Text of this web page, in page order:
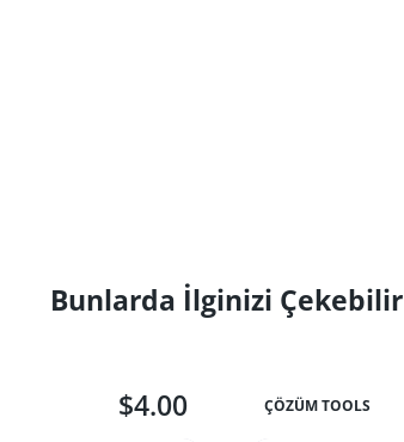
Bunlarda İlginizi Çekebilir
$4.00 ÇÖZÜM TOOLS